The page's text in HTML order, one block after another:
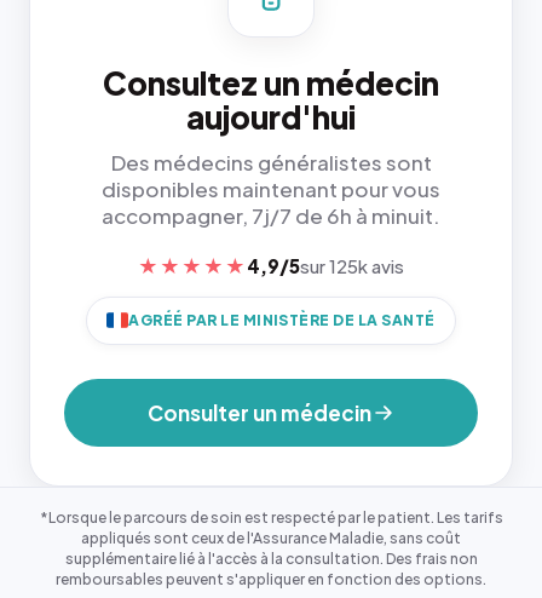
Consultez un médecin
aujourd'hui
Des médecins généralistes sont
disponibles maintenant pour vous
accompagner, 7j/7 de 6h à minuit.
★★★★★ 4,9/5sur 125k avis
AGRÉÉ PAR LE MINISTÈRE DE LA SANTÉ
Consulter un médecin
*Lorsque le parcours de soin est respecté par le patient. Les tarifs
appliqués sont ceux de l'Assurance Maladie, sans coût
supplémentaire lié à l'accès à la consultation. Des frais non
remboursables peuvent s'appliquer en fonction des options.